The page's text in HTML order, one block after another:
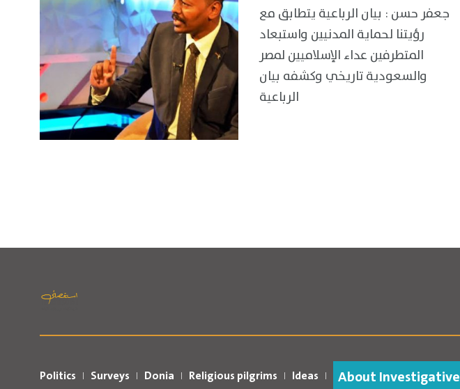
جعفر حسن : بيان الرباعية يتطابق مع
رؤيتنا لحماية المدنيين واستبعاد
المتطرفين عداء الإسلاميين لمصر
والسعودية تاريخي وكشفه بيان
الرباعية
Politics Surveys Donia Religious pilgrims Ideas About Investigative